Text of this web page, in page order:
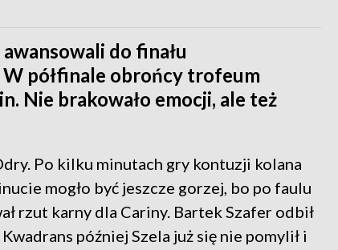
do finału
półfinale obrońcy trofeum
Nie brakowało emocji, ale też
Po kilku minutach gry kontuzji kolana
mogło być jeszcze gorzej, bo po faulu
rzut karny dla Cariny. Bartek Szafer odbił
później Szela już się nie pomylił i